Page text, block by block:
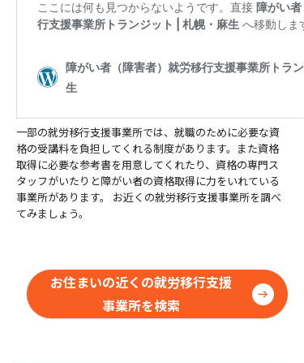
一部の就労移行支援事業所では、就職のために必要な資
格の受講料を負担してくれる制度があります。また資格
取得に必要な参考書を用意してくれたり、資格の専門ス
タッフがいたりと障がい者の資格取得に力をいれている
事業所があります。 お近くの就労移行支援事業所を調べ
てみましょう。
お住まいの近くの就労移行支援
事業所を検索